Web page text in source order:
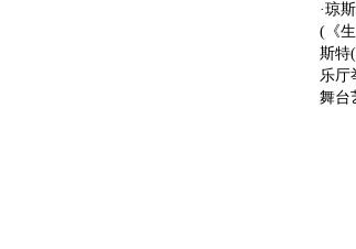
·琼
(《
斯特
乐厅
舞台